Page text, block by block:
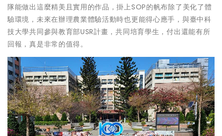
隊能做出這麼精美且實用的作品，掛上SOP的帆布除了美化了體
驗環境，未來在辦理農業體驗活動時也更能得心應手，與臺中科
技大學共同參與教育部USR計畫，共同培育學生，付出還能有所
回報，真是非常的值得。